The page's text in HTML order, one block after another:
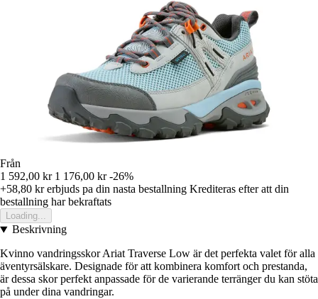
Från
1 592,00 kr 1 176,00 kr -26%
+58,80 krerbjuds pa din nasta bestallning Krediteras efter att din
bestallning har bekraftats
Loading...
Beskrivning
Kvinno vandringsskor Ariat Traverse Low är det perfekta valet för alla
äventyrsälskare. Designade för att kombinera komfort och prestanda,
är dessa skor perfekt anpassade för de varierande terränger du kan stöta
på under dina vandringar.